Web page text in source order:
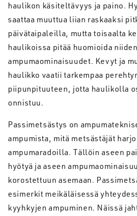
haulikon käsiteltävyys ja paino.
saattaa muuttua liian raskaaksi
päivätaipaleilla, mutta toisaalta
haulikoissa pitää huomioida niiden
ampumaominaisuudet. Kevyt ja
haulikko vaatii tarkempaa
piipunpituuteen, jotta haulikolla
onnistuu.
Passimetsästys on
ampumista, mitä metsästäjät
ampumaradoilla. Tällöin aseen
hyötyä ja aseen
korostettuun asemaan.
esimerkit meikäläisessä
kyyhkyjen ampuminen. Näissä